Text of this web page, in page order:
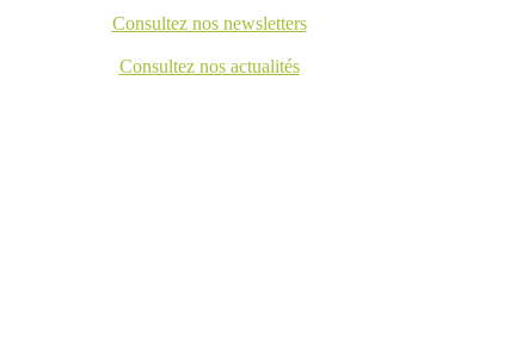
Consultez nos newsletters
Consultez nos actualités